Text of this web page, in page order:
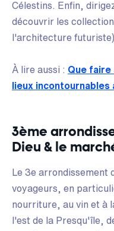
Célestins. Enfin,
découvrir les
l'architecture
À lire aussi : Que faire
lieux incontournables
3ème
Dieu & le
Le 3e arrondissement
voyageurs, en
nourriture, au vin et à
l'est de la Presqu'île,